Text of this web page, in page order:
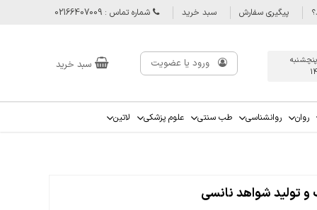
پیگیری سفارش سبد خرید شماره تماس : 02166407009
ورود یا عضویت سبد خرید
روان روانشناسی طب سنتی علوم پزشکی لاتین
و تولید شواهد نانسی